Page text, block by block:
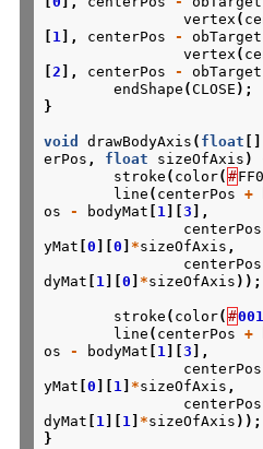
vertex (
1 ], centerPos - obTarget
vertex (
[2 ], centerPos - obTarget
endShape (CLOSE );
}
void drawBodyAxis ( float
erPos , float sizeOfAxis )
stroke ( color( #
line ( centerPos +
os
- bodyMat 1 ][3 ],
centerPos
yMat [0 ][0 *sizeOfAxis ,
centerPos
dyMat
1 ][0 *sizeOfAxis ));
stroke ( color( #
line ( centerPos +
os
- bodyMat 1 ][3 ],
centerPos
yMat [0 1 *sizeOfAxis ,
centerPos
dyMat
1 1 *sizeOfAxis ));
}